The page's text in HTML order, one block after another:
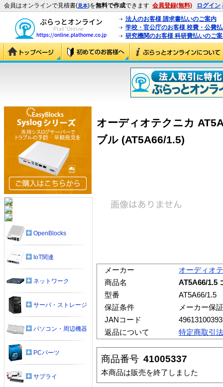
会員はオンラインで見積書(見本)を無料で作成できます 会員登録(無料) ログイン
法人のお客様 請求書払いのご案内
学校・官公庁のお客様 校費・公費
研究機関のお客様 科研費払いのご
オーディオテクニカ
ブル (AT5A66/1.5)
メーカー
オーディオ
商品名
AT5A66/1.5
型番
AT5A66/1.5
保証条件
メーカー保証
JANコード
返品について
特定商取引
商品番号 41005337
本商品は販売を終了しました
OpenBlocks
IoT関連
ネットワーク
サーバ・ストレージ
パソコン・周辺機器
PCパーツ
サプライ